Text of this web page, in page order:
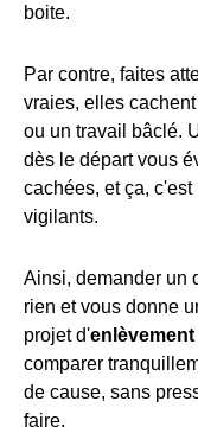
boite.
Par contre, faites
vraies, elles
ou un travail bâclé.
dès le départ vous
cachées, et ça,
vigilants.
Ainsi, demander un
rien et vous donne
projet d'
comparer
de cause, sans
faire.